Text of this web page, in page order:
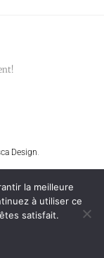
Design.
la meilleure
à utiliser ce
satisfait.